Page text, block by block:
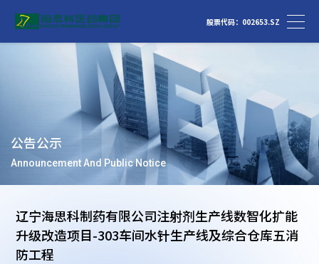
股票代码：002653.SZ
公告公示
Announcement And Public Notice
辽宁海思科制药有限公司注射剂生产线数智化扩能
升级改造项目-303车间水针生产线及综合仓库五消
防工程